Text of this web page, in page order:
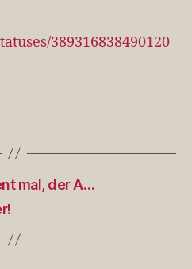
389316838490120
mal, der A…